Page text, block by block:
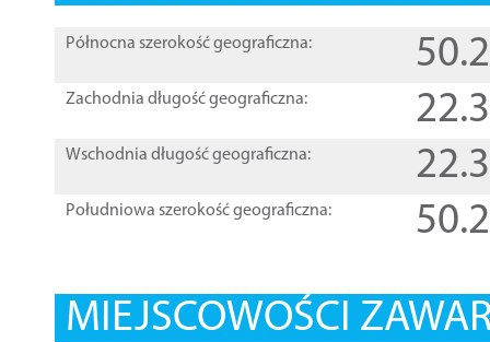
Północna szerokość geograficzna:
Zachodnia długość geograficzna:
Wschodnia długość geograficzna:
Południowa szerokość geograficzna:
MIEJSCOWOŚCI